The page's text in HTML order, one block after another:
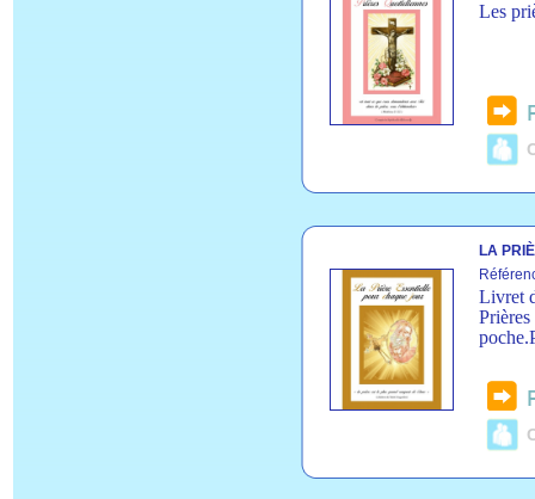
Les
LA
Livret